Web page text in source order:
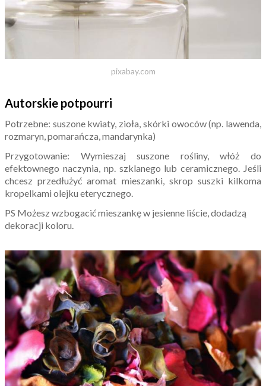
pixabay.com
Autorskie potpourri
Potrzebne: suszone kwiaty, zioła, skórki owoców (np. lawenda,
rozmaryn, pomarańcza, mandarynka)
Przygotowanie: Wymieszaj suszone rośliny, włóż do
efektownego naczynia, np. szklanego lub ceramicznego. Jeśli
chcesz przedłużyć aromat mieszanki, skrop suszki kilkoma
kropelkami olejku eterycznego.
PS Możesz wzbogacić mieszankę w jesienne liście, dodadzą
dekoracji koloru.